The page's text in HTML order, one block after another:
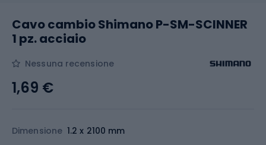
Cavo cambio Shimano P-SM-SCINNER
1 pz. acciaio
Nessuna recensione
Dimensione 1.2 x 2100 mm
1,69 €